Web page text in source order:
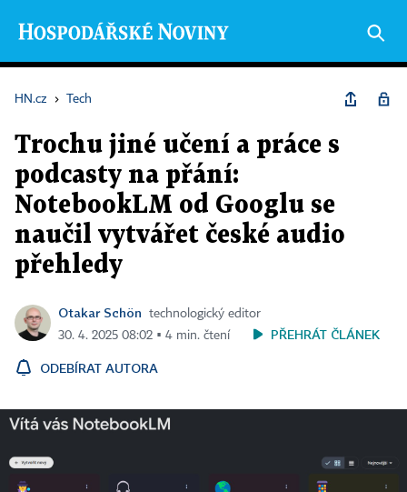
HN.cz › Tech
Trochu jiné učení a práce s
podcasty na přání:
NotebookLM od Googlu se
naučil vytvářet české audio
přehledy
Otakar Schön
technologický editor
30. 4. 2025 08:02 ▪ 4 min. čtení
PŘEHRÁT ČLÁNEK
ODEBÍRAT AUTORA